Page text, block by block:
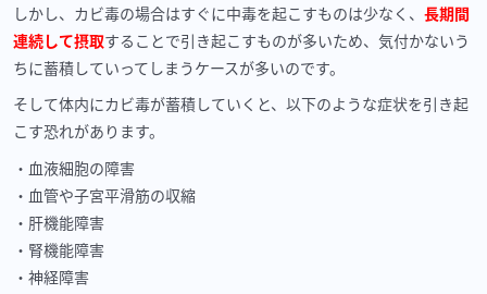
しかし、カビ毒の場合はすぐに中毒を起こすものは少なく、 長期間
連続して摂取することで引き起こすものが多いため、気付かないう
ちに蓄積していってしまうケースが多いのです。
そして体内にカビ毒が蓄積していくと、以下のような症状を引き起
こす恐れがあります。
血液細胞の障害
血管や子宮平滑筋の収縮
肝機能障害
腎機能障害
神経障害